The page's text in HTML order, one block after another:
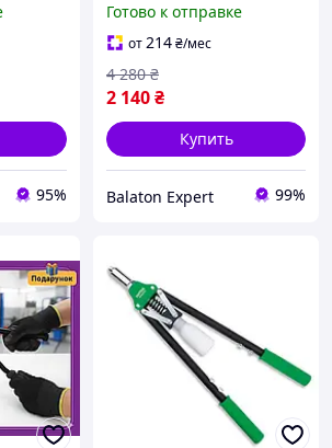
|
с
95%
Разрезной клепка M3-
M12 410 мм Двухручный
заклепочник Mar-Pol
Готово к отправке
от214₴/мес
2 140₴
4 280 ₴
Купить
Balaton Expert 99%